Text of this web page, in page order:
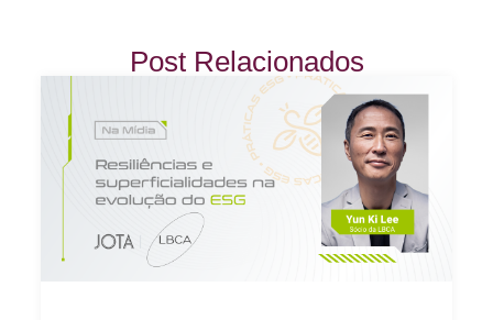
Post Relacionados